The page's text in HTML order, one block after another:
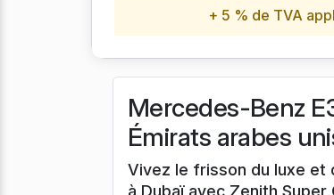
+ 5 % de TVA
Mercedes-Benz
Émirats arabes
Vivez le frisson du luxe et
à Dubaï avec Zenith